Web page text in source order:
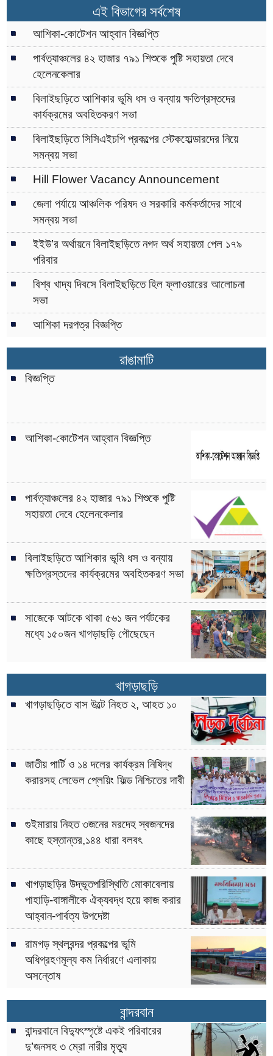
এই বিভাগের সর্বশেষ
আশিকা-কোটেশন আহ্বান বিজ্ঞপ্তি
পার্বত্যাঞ্চলের ৪২ হাজার ৭৯১ শিশুকে পুষ্টি সহায়তা দেবে
হেলেনকেলার
বিলাইছড়িতে আশিকার ভূমি ধস ও বন্যায় ক্ষতিগ্রস্তদের
কার্যক্রমের অবহিতকরণ সভা
বিলাইছড়িতে সিসিএইচপি প্রকল্পের স্টেকহোল্ডারদের নিয়ে
সমন্বয় সভা
Hill Flower Vacancy Announcement
জেলা পর্যায়ে আঞ্চলিক পরিষদ ও সরকারি কর্মকর্তাদের সাথে
সমন্বয় সভা
ইইউ’র অর্থায়নে বিলাইছড়িতে নগদ অর্থ সহায়তা পেল ১৭৯
পরিবার
বিশ্ব খাদ্য দিবসে বিলাইছড়িতে হিল ফ্লাওয়ারের আলোচনা
সভা
আশিকা দরপত্র বিজ্ঞপ্তি
রাঙামাটি
বিজ্ঞপ্তি
আশিকা-কোটেশন আহ্বান বিজ্ঞপ্তি
পার্বত্যাঞ্চলের ৪২ হাজার ৭৯১ শিশুকে পুষ্টি
সহায়তা দেবে হেলেনকেলার
বিলাইছড়িতে আশিকার ভূমি ধস ও বন্যায়
ক্ষতিগ্রস্তদের কার্যক্রমের অবহিতকরণ সভা
সাজেকে আটকে থাকা ৫৬১ জন পর্যটকের
মধ্যে ১৫০জন খাগড়াছড়ি পৌছেছেন
খাগড়াছড়ি
খাগড়াছড়িতে বাস উল্টে নিহত ২, আহত ১০
জাতীয় পার্টি ও ১৪ দলের কার্যক্রম নিষিদ্ধ
করারসহ লেভেল প্লেয়িং ফিল্ড নিশ্চিতের দাবী
গুইমারায় নিহত ৩জনের মরদেহ স্বজনদের
কাছে হস্তান্তর,১৪৪ ধারা বলবৎ
খাগড়াছড়ির উদ্ভূতপরিস্থিতি মোকাবেলায়
পাহাড়ি-বাঙ্গালীকে ঐক্যবদ্ধ হয়ে কাজ করার
আহ্বান-পার্বত্য উপদেষ্টা
রামগড় স্থলবন্দর প্রকল্পের ভূমি
অধিগ্রহণমূল্য কম নির্ধারণে এলাকায়
অসন্তোষ
বান্দরবান
বান্দরবানে বিদ্যুৎস্পৃষ্টে একই পরিবারের
দু’জনসহ ৩ ম্রো নারীর মৃত্যু